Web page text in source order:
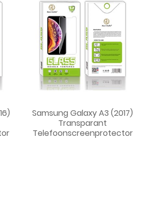
Samsung Galaxy A3 (2017)
Transparant
Telefoonscreenprotector